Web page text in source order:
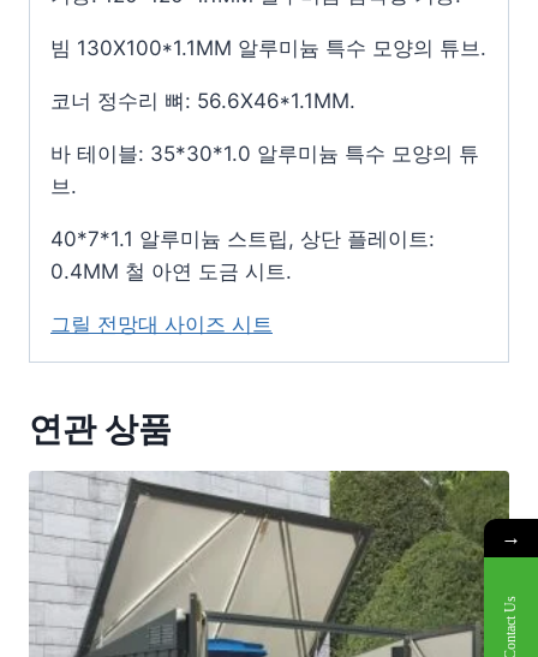
빔 130X100*1.1MM 알루미늄 특수 모양의 튜브.
코너 정수리 뼈: 56.6X46*1.1MM.
바 테이블: 35*30*1.0 알루미늄 특수 모양의 튜
브.
40*7*1.1 알루미늄 스트립, 상단 플레이트:
0.4MM 철 아연 도금 시트.
그릴 전망대 사이즈 시트
연관 상품
→
Contact Us